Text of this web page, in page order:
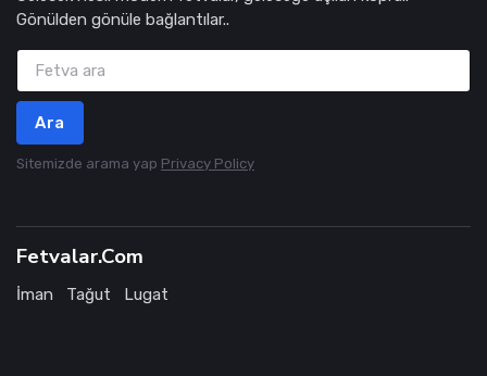
Gönülden gönüle bağlantılar..
Ara
Sitemizde arama yap Privacy Policy
Fetvalar.Com
İman Tağut Lugat